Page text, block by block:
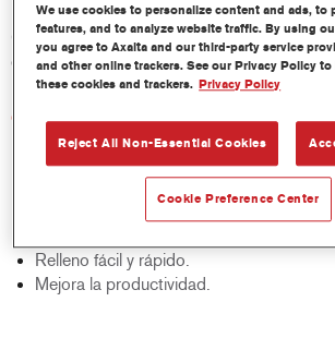
poliéster reforzado con fibra de vidrio y
OEM y fondos Cromax. Diseñada para
dispensador 767R.
Características del producto
Permite un fácil lijado y logra un
Estructura fina y homogénea.
Relleno fácil y rápido.
Mejora la productividad.
We use cookies to personalize content and ads, to
features, and to analyze website traffic. By using
you agree to Axalta and our third-party service
and other online trackers. See our Privacy Policy
these cookies and trackers. Privacy Policy
Reject All Non-Essential Cookies
Cookie Preference Center